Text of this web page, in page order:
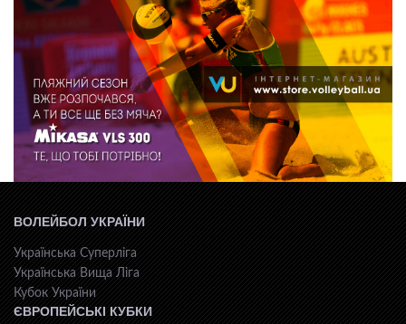
ВОЛЕЙБОЛ УКРАЇНИ
Українська Суперліга
Українська Вища Ліга
Кубок України
ЄВРОПЕЙСЬКІ КУБКИ